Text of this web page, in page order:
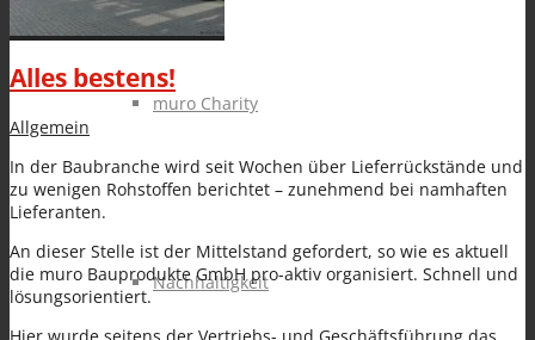
muro Charity
Nachhaltigkeit
Alles bestens!
Allgemein
In der Baubranche wird seit Wochen über Lieferrückstände und
zu wenigen Rohstoffen berichtet – zunehmend bei namhaften
Lieferanten.
An dieser Stelle ist der Mittelstand gefordert, so wie es aktuell
die muro Bauprodukte GmbH pro-aktiv organisiert. Schnell und
lösungsorientiert.